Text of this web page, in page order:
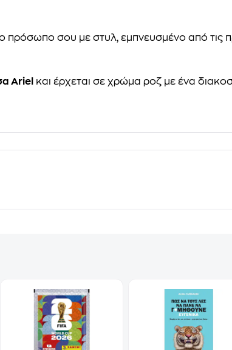
πρόσωπο σου με στυλ, εμπνευσμένο από τις
Ariel και έρχεται σε χρώμα ροζ με ένα